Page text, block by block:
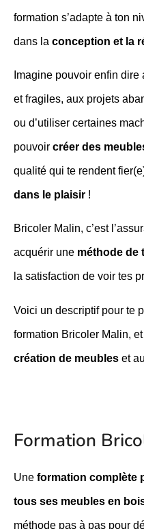
formation s’adapte à ton
dans la conception et la
Imagine pouvoir enfin
et fragiles, aux projets
ou d’utiliser certaines
pouvoir créer des
qualité qui te rendent
dans le plaisir !
Bricoler Malin, c’est
acquérir une méthode de
la satisfaction de voir tes
Voici un descriptif pour te
formation Bricoler Malin,
création de meubles et
Formation
Une formation complète
tous ses meubles en
méthode pas à pas pour